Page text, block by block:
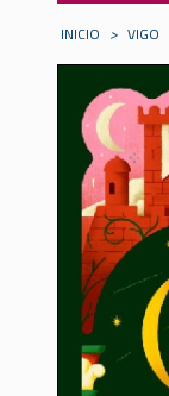
INICIO > VIGO